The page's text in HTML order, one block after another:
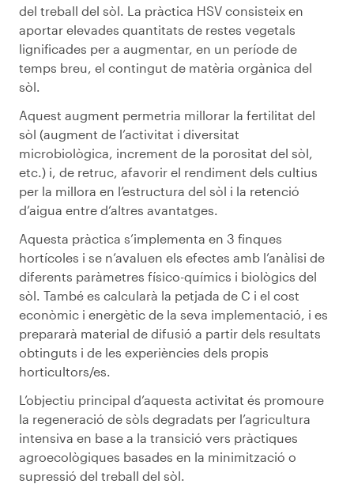
del treball del sòl. La pràctica HSV consisteix en
aportar elevades quantitats de restes vegetals
lignificades per a augmentar, en un període de
temps breu, el contingut de matèria orgànica del
sòl.
Aquest augment permetria millorar la fertilitat del
sòl (augment de l’activitat i diversitat
microbiològica, increment de la porositat del sòl,
etc.) i, de retruc, afavorir el rendiment dels cultius
per la millora en l’estructura del sòl i la retenció
d’aigua entre d’altres avantatges.
Aquesta pràctica s’implementa en 3 finques
hortícoles i se n’avaluen els efectes amb l’anàlisi de
diferents paràmetres físico-químics i biològics del
sòl. També es calcularà la petjada de C i el cost
econòmic i energètic de la seva implementació, i es
prepararà material de difusió a partir dels resultats
obtinguts i de les experiències dels propis
horticultors/es.
L’objectiu principal d’aquesta activitat és promoure
la regeneració de sòls degradats per l’agricultura
intensiva en base a la transició vers pràctiques
agroecològiques basades en la minimització o
supressió del treball del sòl.